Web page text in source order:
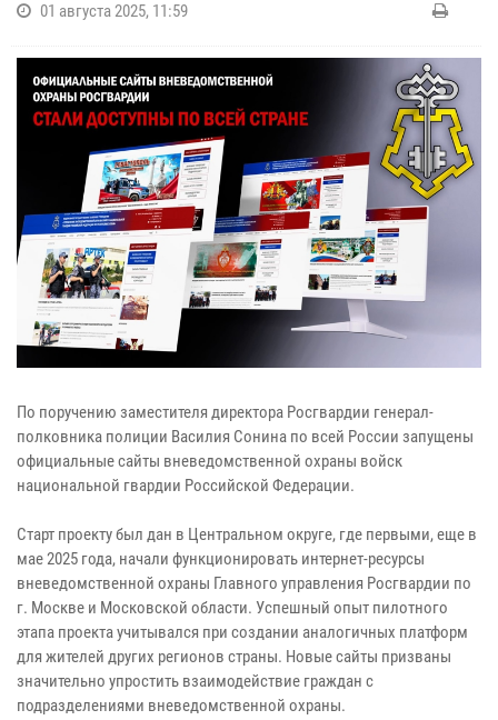
01 августа 2025, 11:59
По поручению заместителя директора Росгвардии генерал-
полковника полиции Василия Сонина по всей России запущены
официальные сайты вневедомственной охраны войск
национальной гвардии Российской Федерации.
Старт проекту был дан в Центральном округе, где первыми, еще в
мае 2025 года, начали функционировать интернет-ресурсы
вневедомственной охраны Главного управления Росгвардии по
г. Москве и Московской области. Успешный опыт пилотного
этапа проекта учитывался при создании аналогичных платформ
для жителей других регионов страны. Новые сайты призваны
значительно упростить взаимодействие граждан с
подразделениями вневедомственной охраны.